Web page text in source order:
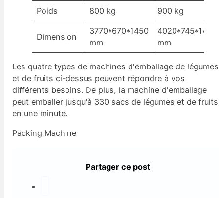
Poids 800 kg 900 kg
Dimension
3770*670*1450
mm
4020*745*1450
mm
Les quatre types de machines d'emballage de légumes
et de fruits ci-dessus peuvent répondre à vos
différents besoins. De plus, la machine d'emballage
peut emballer jusqu'à 330 sacs de légumes et de fruits
en une minute.
Packing Machine
Partager ce post